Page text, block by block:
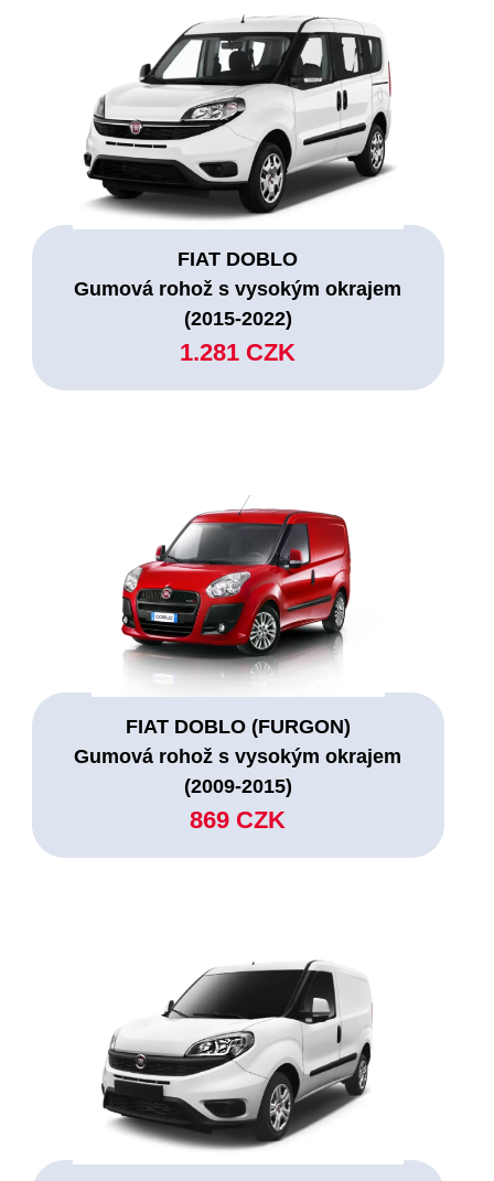
FIAT DOBLO
Gumová rohož s vysokým okrajem
(2015-2022)
1.281 CZK
FIAT DOBLO (FURGON)
Gumová rohož s vysokým okrajem
(2009-2015)
869 CZK